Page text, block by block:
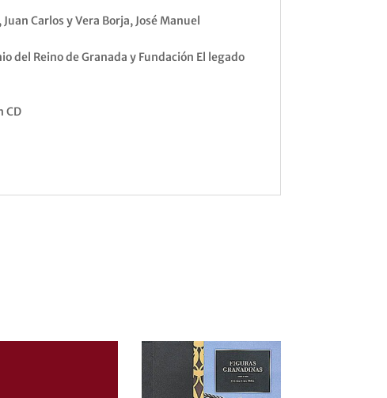
Carlos y Vera Borja, José Manuel
del Reino de Granada y Fundación El legado
CD